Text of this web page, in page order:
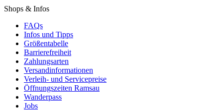
Shops & Infos
FAQs
Infos und Tipps
Größentabelle
Barrierefreiheit
Zahlungsarten
Versandinformationen
Verleih- und Servicepreise
Öffnungszeiten Ramsau
Wanderpass
Jobs